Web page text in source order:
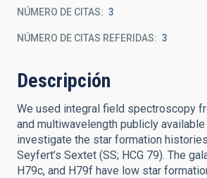
NÚMERO DE CITAS 3
NÚMERO DE CITAS REFERIDAS 3
Descripción
We used integral field spectroscopy
and multiwavelength publicly available
investigate the star formation
Seyfert’s Sextet (SS; HCG 79). The
H79c, and H79f have low star